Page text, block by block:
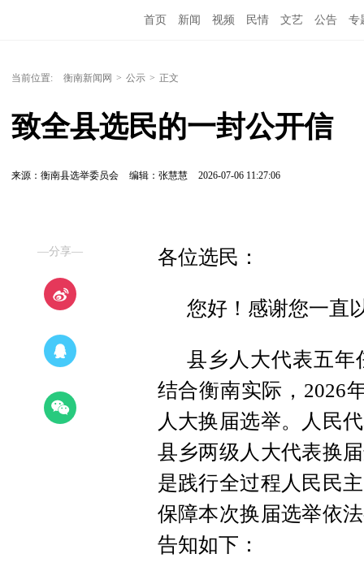
首页 新闻 视频 民情 文艺 公告 专
当前位置: 衡南新闻网 > 公示 > 正文
致全县选民的一封公开信
来源：衡南县选举委员会 编辑：张慧慧 2026-07-06 11:27:06
—分享— 各位选民：
您好！感谢您一直
县乡人大代表五年
结合衡南实际，2026
人大换届选举。人民
县乡两级人大代表换
是践行全过程人民民
保障本次换届选举依
告知如下：